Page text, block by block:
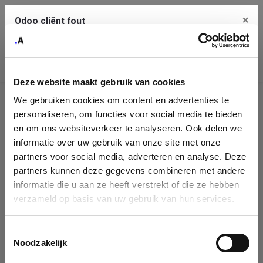
Deze website maakt gebruik van cookies
We gebruiken cookies om content en advertenties te
personaliseren, om functies voor social media te bieden
en om ons websiteverkeer te analyseren. Ook delen we
informatie over uw gebruik van onze site met onze
partners voor social media, adverteren en analyse. Deze
partners kunnen deze gegevens combineren met andere
informatie die u aan ze heeft verstrekt of die ze hebben
verzameld op basis van uw gebruik van hun services.
Noodzakelijk
Identificatie
onderneming
Please fill in your company details
You can search a company in our database by name, VAT or
enterprise ID. When a company is selected it will auto-complete the
form. If you don't find your company in our database, you can create
Odoo cliënt fout ×
klembord
Je dient de kopieer knop te gebruiken om de fout te melden
aan support.
Bekijk details